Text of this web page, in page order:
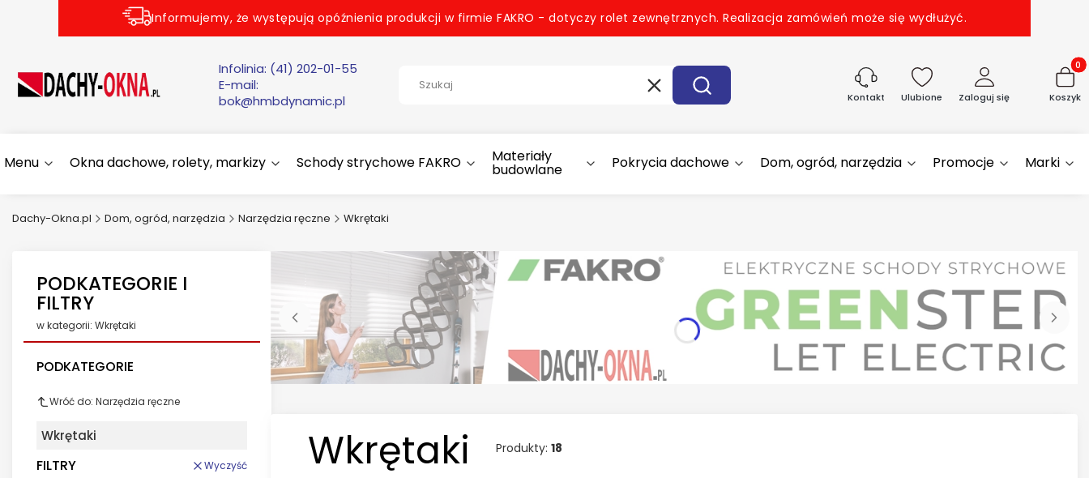
Informujemy, że występują opóźnienia produkcji w firmie FAKRO - dotyczy rolet zewnętrznych. Realizacja zamówień może się wydłużyć.
Infolinia: (41) 202-01-55
E-mail:
bok@hmbdynamic.pl
WyczyśćSzukaj Kontakt Ulubione Zaloguj się Koszyk
Menu Okna dachowe, rolety, markizy Schody strychowe FAKRO Materiały
budowlane Pokrycia dachowe Dom, ogród, narzędzia Promocje Marki
Dachy-Okna.pl Dom, ogród, narzędzia Narzędzia ręczne Wkrętaki
PODKATEGORIE I
FILTRY
w kategorii: Wkrętaki
PODKATEGORIE
Wróć do: Narzędzia ręczne
Wkrętaki
FILTRY Wyczyść Wkrętaki Produkty: 18